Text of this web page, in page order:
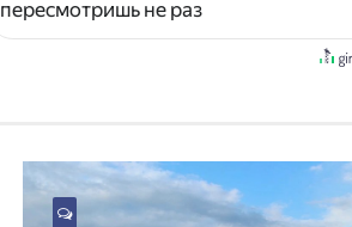
пересмотришь не раз